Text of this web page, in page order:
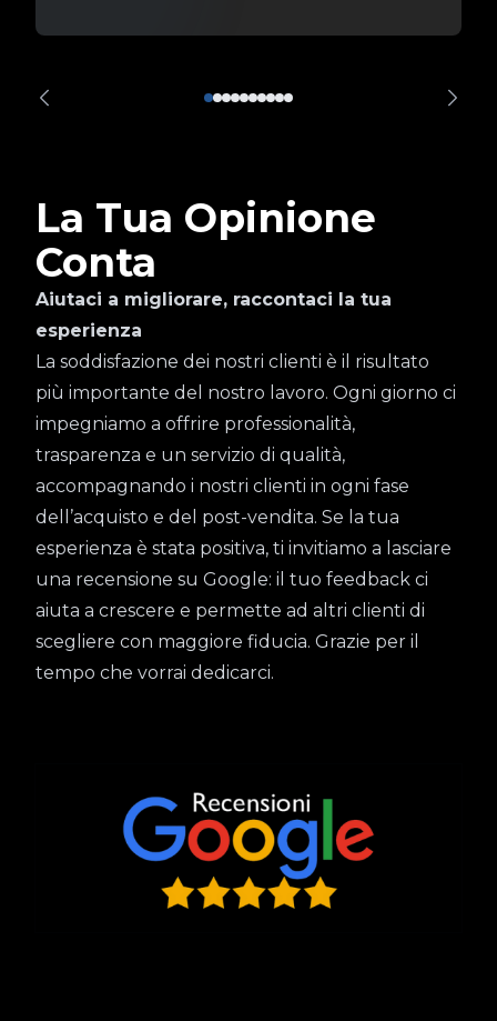
La Tua Opinione
Conta
Aiutaci a migliorare, raccontaci la tua
esperienza
La soddisfazione dei nostri clienti è il risultato
più importante del nostro lavoro. Ogni giorno ci
impegniamo a offrire professionalità,
trasparenza e un servizio di qualità,
accompagnando i nostri clienti in ogni fase
dell’acquisto e del post-vendita. Se la tua
esperienza è stata positiva, ti invitiamo a lasciare
una recensione su Google: il tuo feedback ci
aiuta a crescere e permette ad altri clienti di
scegliere con maggiore fiducia. Grazie per il
tempo che vorrai dedicarci.